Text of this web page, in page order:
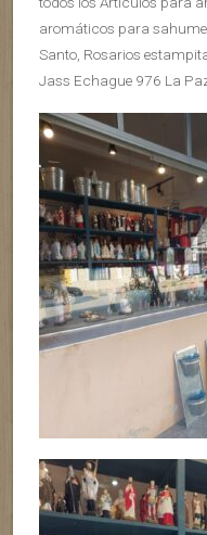
aromáticos para
Santo, Rosarios
Jass Echague 976 La